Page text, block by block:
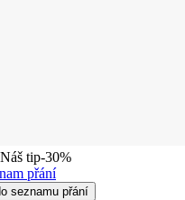
Náš tip-30%
přání
seznamu přání